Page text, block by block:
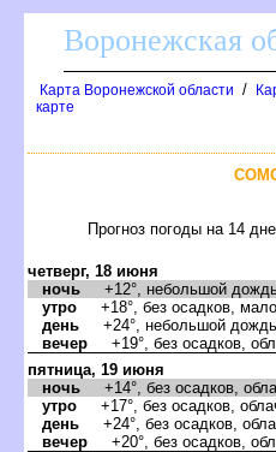
оронежская
Карта Воронежской области /
карте
Прогноз погоды на 14
четверг, 18 июня
ночь +12°, небольшой
утро +18°, без осадков,
день +24°, небольшой
ечер +19°, без осадков,
пятница, 19 июня
ночь +14°, без осадков,
утро +17°, без осадков,
день +24°, без осадков,
ечер +20°, без осадков,